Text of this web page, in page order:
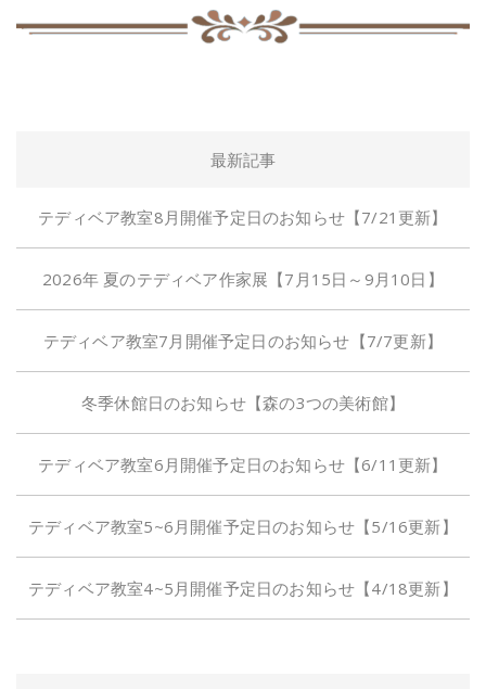
最新記事
テディベア教室8月開催予定日のお知らせ【7/21更新】
2026年 夏のテディベア作家展【7月15日～9月10日】
テディベア教室7月開催予定日のお知らせ【7/7更新】
冬季休館日のお知らせ【森の3つの美術館】
テディベア教室6月開催予定日のお知らせ【6/11更新】
テディベア教室5~6月開催予定日のお知らせ【5/16更新】
テディベア教室4~5月開催予定日のお知らせ【4/18更新】